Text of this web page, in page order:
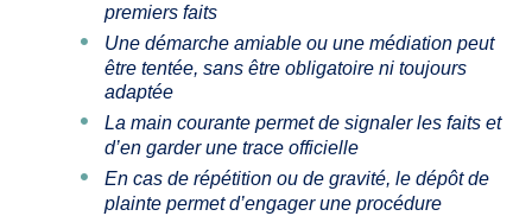
premiers faits
Une démarche amiable ou une médiation peut
être tentée, sans être obligatoire ni toujours
adaptée
La main courante permet de signaler les faits et
d’en garder une trace officielle
En cas de répétition ou de gravité, le dépôt de
plainte permet d’engager une procédure